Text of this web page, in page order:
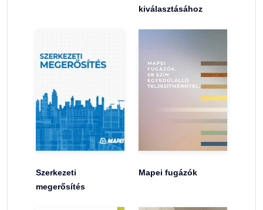
kiválasztásához
Szerkezeti
megerősítés
Mapei fugázók